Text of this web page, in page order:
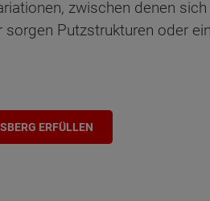
zwischen denen
sorgen Putzstrukturen oder
ERFÜLLEN